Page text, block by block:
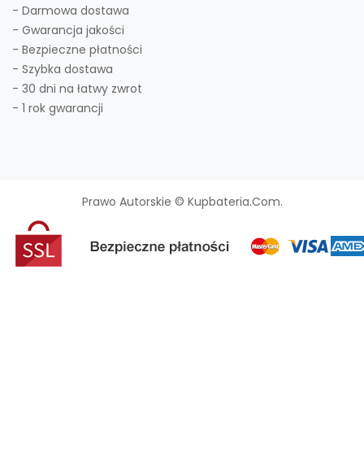
- Darmowa dostawa
- Gwarancja jakości
- Bezpieczne płatności
- Szybka dostawa
- 30 dni na łatwy zwrot
- 1 rok gwarancji
Prawo Autorskie © Kupbateria.com.